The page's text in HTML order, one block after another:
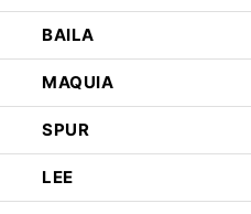
BAILA
MAQUIA
SPUR
LEE